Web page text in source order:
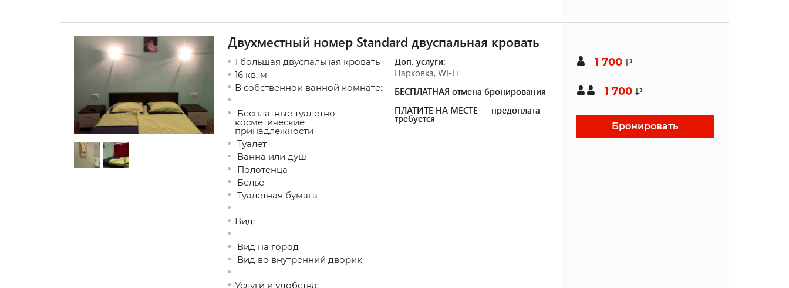
Двухместный номер Standard двуспальная кровать
1 большая двуспальная кровать
16 кв. м
В собственной ванной комнате:
Бесплатные туалетно-
косметические
принадлежности
Туалет
Ванна или душ
Полотенца
Белье
Туалетная бумага
Вид:
Вид на город
Вид во внутренний дворик
Услуги и удобства: ​
Доп. услуги:
Парковка, WI-Fi
БЕСПЛАТНАЯ отмена бронирования
ПЛАТИТЕ НА МЕСТЕ — предоплата
требуется
1 700 ₽
1 700 ₽
Бронировать